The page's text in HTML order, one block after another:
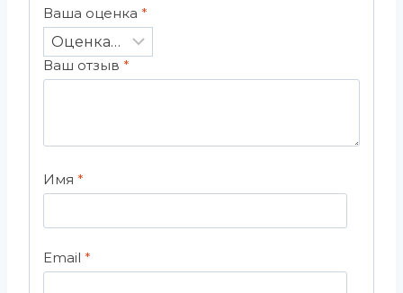
Ваша оценка *
Ваш отзыв *
Имя *
Email *